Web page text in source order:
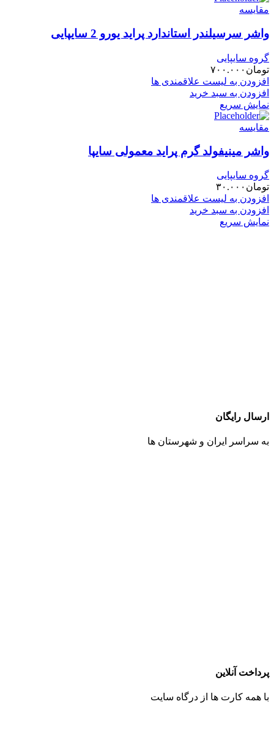
مقایسه
واشر سرسیلندر استاندارد پراید یورو 2 سایپایی
گروه سایپایی
تومان ۷۰۰.۰۰۰
افزودن به لیست علاقمندی ها
افزودن به سبد خرید
نمایش سریع
مقایسه
واشر مینیفولد گرم پراید معمولی سایپا
گروه سایپایی
تومان ۳۰.۰۰۰
افزودن به لیست علاقمندی ها
افزودن به سبد خرید
نمایش سریع
ارسال رایگان
به سراسر ایران و شهرستان ها
پرداخت آنلاین
با همه کارت ها از درگاه سایت